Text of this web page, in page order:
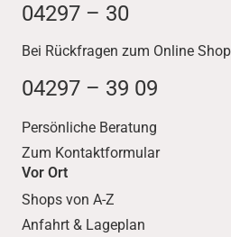
04297 – 30
Bei Rückfragen zum Online
04297 – 39 09
Persönliche Beratung
Zum Kontaktformular
Vor Ort
Shops von A-Z
Anfahrt & Lageplan